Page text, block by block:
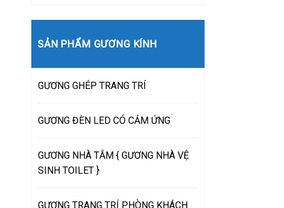
SẢN PHẨM GƯƠNG KÍNH
GƯƠNG GHÉP TRANG TRÍ
GƯƠNG ĐÈN LED CÓ CẢM ỨNG
GƯƠNG NHÀ TẮM { GƯƠNG NHÀ VỆ
SINH TOILET }
GƯƠNG TRANG TRÍ PHÒNG KHÁCH